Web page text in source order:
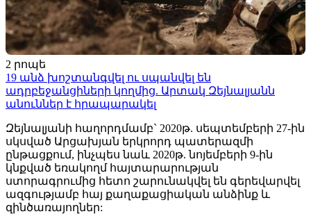
2 րոպե
19 անձ խոշտանգվել ու սպանվել են
ադրբեջանցիների կողմից. Արտակ Զեյնալյանն
անուններ է հրապարակել
Զեյնալյանի հաղորդմամբ` 2020թ. սեպտեմբերի 27-ին
սկսված Արցախյան երկրորդ պատերազմի
ընթացքում, ինչպես նաև 2020թ. նոյեմբերի 9-ին
կնքված եռակողմ հայտարարության
ստորագրումից հետո շարունակվել են գերեվարվել
ազգությամբ հայ քաղաքացիական անձինք և
զինծառայողներ: